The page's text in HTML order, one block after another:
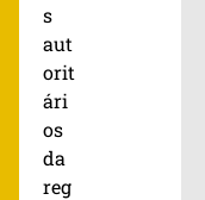
s
aut
orit
ári
os
da
reg